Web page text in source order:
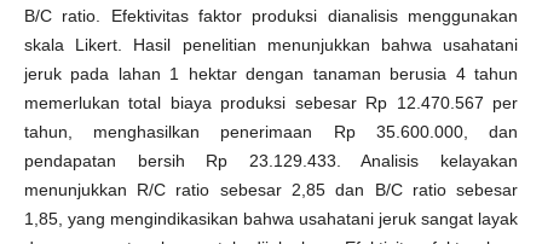
B/C ratio. Efektivitas faktor produksi dianalisis menggunakan
skala Likert. Hasil penelitian menunjukkan bahwa usahatani
jeruk pada lahan 1 hektar dengan tanaman berusia 4 tahun
memerlukan total biaya produksi sebesar Rp 12.470.567 per
tahun, menghasilkan penerimaan Rp 35.600.000, dan
pendapatan bersih Rp 23.129.433. Analisis kelayakan
menunjukkan R/C ratio sebesar 2,85 dan B/C ratio sebesar
1,85, yang mengindikasikan bahwa usahatani jeruk sangat layak